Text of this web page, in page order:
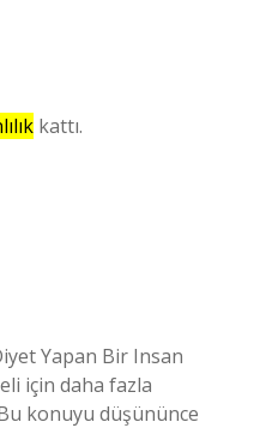
kattı.
Yapan Bir Insan
için daha fazla
konuyu düşününce